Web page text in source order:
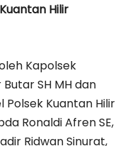
Hilir
Kapolsek
SH MH dan
Kuantan Hilir
Ronaldi Afren SE,
Ridwan Sinurat,